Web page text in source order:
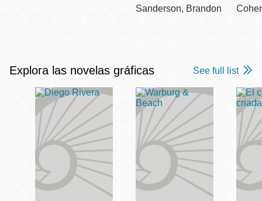
Sanderson, Brandon
Explora las novelas gráficas See full list